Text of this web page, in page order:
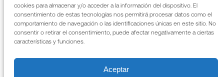
cookies para almacenar y/o acceder a la información del dispositivo. El
consentimiento de estas tecnologías nos permitirá procesar datos como el
comportamiento de navegación o las identificaciones únicas en este sitio. No
consentir o retirar el consentimiento, puede afectar negativamente a ciertas
características y funciones.
Aceptar